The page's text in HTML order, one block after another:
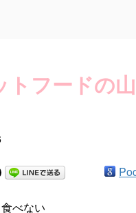
トフードの
べない